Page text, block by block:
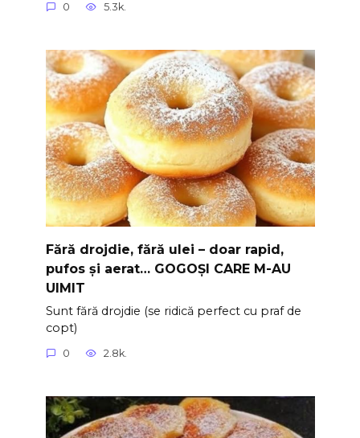
0 5.3k.
Fără drojdie, fără ulei – doar rapid,
pufos și aerat… GOGOȘI CARE M-AU
UIMIT
Sunt fără drojdie (se ridică perfect cu praf de
copt)
0 2.8k.